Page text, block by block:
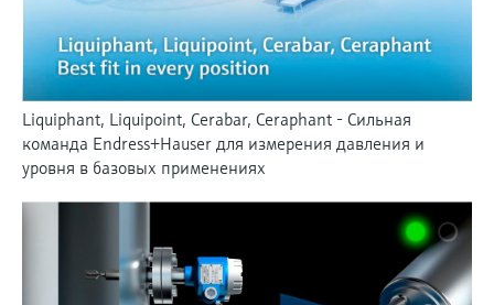
Liquiphant, Liquipoint, Cerabar, Ceraphant - Сильная
команда Endress+Hauser для измерения давления и
уровня в базовых применениях